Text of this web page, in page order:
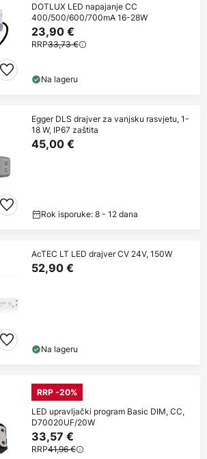
DOTLUX LED napajanje CC
400/500/600/700mA 16-28W
23,90 €
RRP33,73 €
Na lageru
Egger DLS drajver za vanjsku rasvjetu, 1-
18 W, IP67 zaštita
45,00 €
Rok isporuke: 8 - 12 dana
AcTEC LT LED drajver CV 24V, 150W
52,90 €
Na lageru
RRP -20%
LED upravljački program Basic DIM, CC,
D70020UF/20W
33,57 €
RRP41,96 €